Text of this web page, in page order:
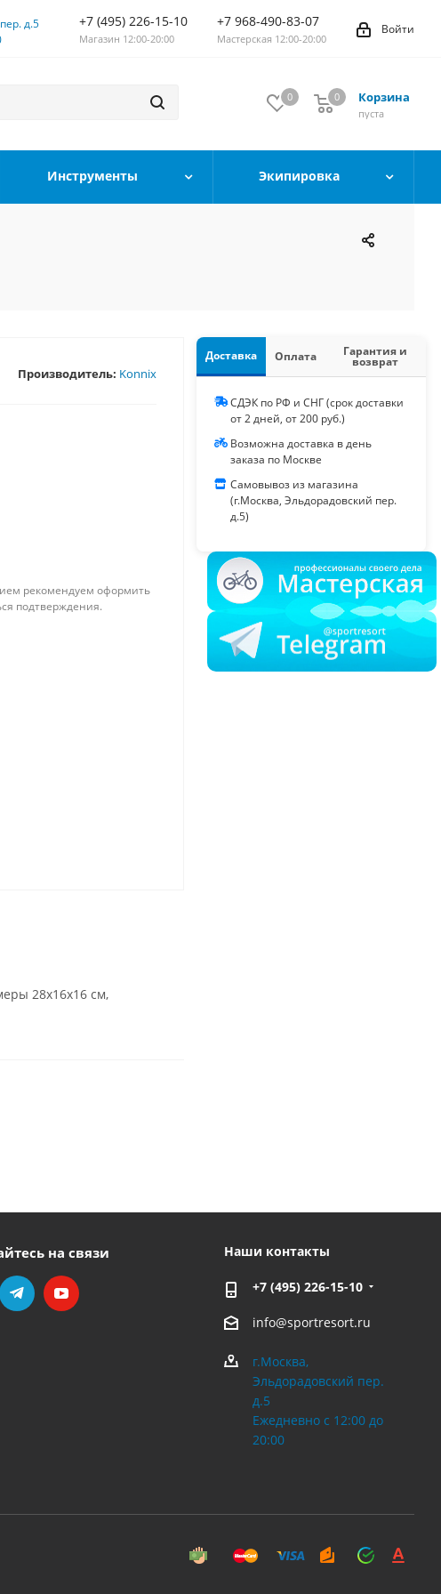
д.5
+7 (495) 226-15-10
Магазин 12:00-20:00
+7 968-490-83-07
Мастерская 12:00-20:00
Войти
0 Корзина
0
пуста
0
Инструменты Экипировка
Производитель: Konnix
рекомендуем оформить
подтверждения.
28х16х16 см,
Доставка Оплата Гарантия и
возврат
СДЭК по РФ и СНГ (срок доставки
от 2 дней, от 200 руб.)
Возможна доставка в день
заказа по Москве
Самовывоз из магазина
(г.Москва, Эльдорадовский пер.
д.5)
на связи Наши контакты
+7 (495) 226-15-10
info@sportresort.ru
г.Москва,
Эльдорадовский пер.
д.5
Ежедневно с 12:00 до
20:00